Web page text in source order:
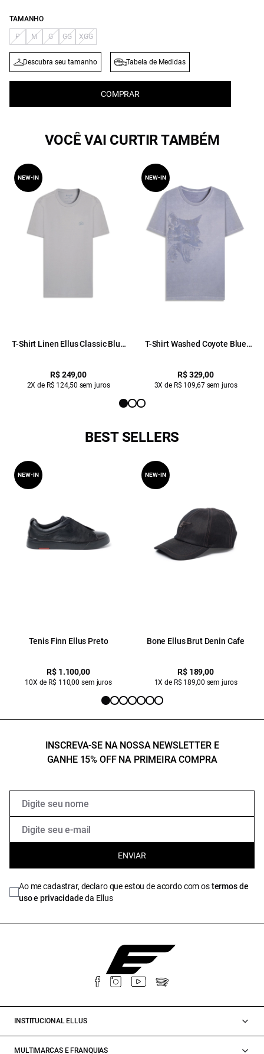
TAMANHO
P M G GG XGG
Descubra seu tamanho Tabela de Medidas
COMPRAR
VOCÊ VAI CURTIR TAMBÉM
T-Shirt Linen Ellus Classic Blue
R$ 249,00
2X de R$ 124,50 sem juros
NEW-IN
T-Shirt Washed Coyote Blue
R$ 329,00
3X de R$ 109,67 sem juros
NEW-IN
BEST SELLERS
Tenis Finn Ellus Preto
R$ 1.100,00
10X de R$ 110,00 sem juros
NEW-IN
Bone Ellus Brut Denin Cafe
R$ 189,00
1X de R$ 189,00 sem juros
NEW-IN
INSCREVA-SE NA NOSSA NEWSLETTER E
GANHE 15% OFF NA PRIMEIRA COMPRA
ENVIAR
Ao me cadastrar, declaro que estou de acordo com ostermos de
uso e privacidadeda Ellus
INSTITUCIONAL ELLUS
MULTIMARCAS E FRANQUIAS